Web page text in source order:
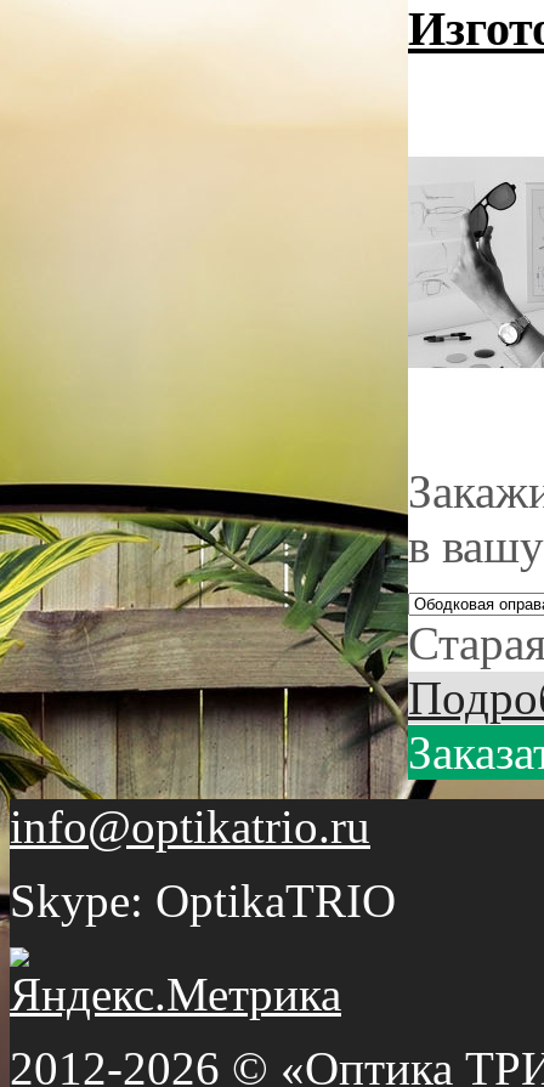
в
info@optikatrio.ru
Skype: OptikaTRIO
2012-2026 © «Оптика